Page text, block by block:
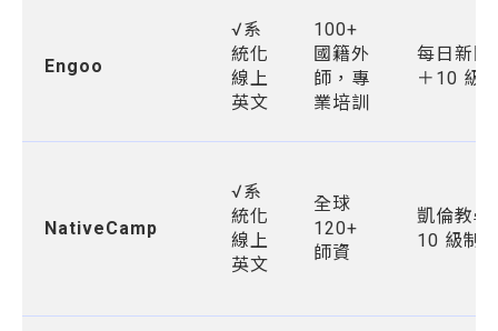
Engoo
√系
統化
線上
英文
100+
國籍外
師，專
業培訓
每日新聞
＋10 級
NativeCamp
√系
統化
線上
英文
全球
120+
師資
凱倫教學
10 級制